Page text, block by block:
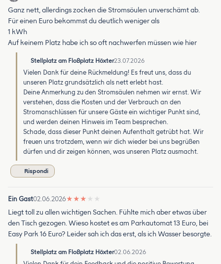
Ganz nett, allerdings zocken die Stromsöulen unverschämt ab.
Für einen Euro bekommst du deutlich weniger als
1 kWh
Auf keinem Platz habe ich so oft nachwerfen müssen wie hier
Stellplatz am Floßplatz Höxter23.07.2026
Vielen Dank für deine Rückmeldung! Es freut uns, dass du
unseren Platz grundsätzlich als nett erlebt hast.
Deine Anmerkung zu den Stromsäulen nehmen wir ernst. Wir
verstehen, dass die Kosten und der Verbrauch an den
Stromanschlüssen für unsere Gäste ein wichtiger Punkt sind,
und werden deinen Hinweis im Team besprechen.
Schade, dass dieser Punkt deinen Aufenthalt getrübt hat. Wir
freuen uns trotzdem, wenn wir dich wieder bei uns begrüßen
dürfen und dir zeigen können, was unseren Platz ausmacht.
Rispondi
Ein Gast02.06.2026★ ★ ★ ★ ★
Liegt toll zu allen wichtigen Sachen. Fühlte mich aber etwas über
den Tisch gezogen. Wieso kostet es am Parkautomat 13 Euro, bei
Easy Park 16 Euro? Leider sah ich das erst, als ich Wasser besorgte.
Stellplatz am Floßplatz Höxter02.06.2026